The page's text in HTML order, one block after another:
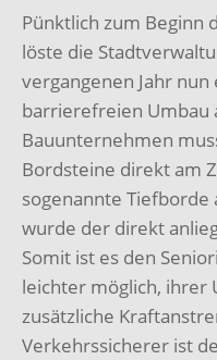
Pünktlich zum Beginn
löste die
vergangenen Jahr nun
barrierefreien Umbau
Bauunternehmen
Bordsteine direkt am
sogenannte Tiefborde
wurde der direkt
Somit ist es den
leichter möglich, ihrer
zusätzliche
Verkehrssicherer ist